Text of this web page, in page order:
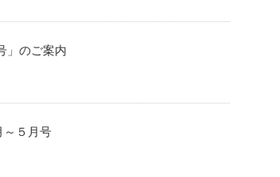
」のご案内
～５月号